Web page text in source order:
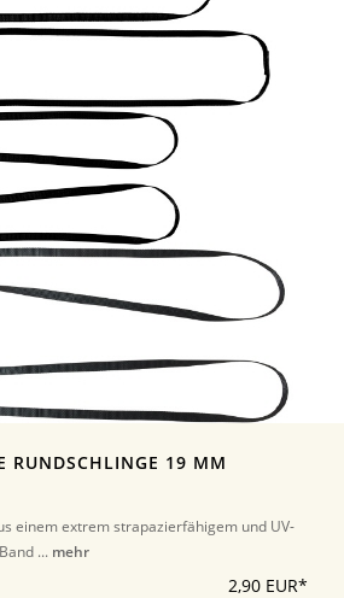
RUNDSCHLINGE 19 MM
einem extrem strapazierfähigem und UV-
... mehr
2,90 EUR*